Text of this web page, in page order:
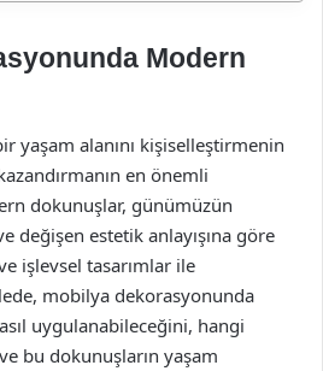
Modern
yaşam alanını kişiselleştirmenin
en önemli
dokunuşlar, günümüzün
değişen estetik anlayışına göre
işlevsel tasarımlar ile
mobilya dekorasyonunda
uygulanabileceğini, hangi
ve bu dokunuşların yaşam